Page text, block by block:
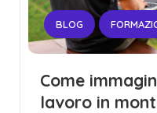
BLOG
Come
lavoro in